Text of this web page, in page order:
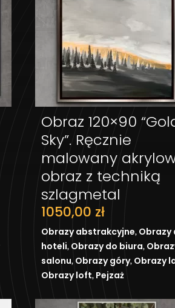
Obraz 120×90
Sky”. Ręcznie
malowany
obraz z techniką
szlagmetal
1050,00 zł
Obrazy abstrakcyjne, Obrazy
hoteli, Obrazy do biura,
salonu, Obrazy góry, Obrazy
Obrazy loft, Pejzaż
DODAJ DO